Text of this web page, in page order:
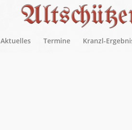
Aktuelles Termine Kranzl-